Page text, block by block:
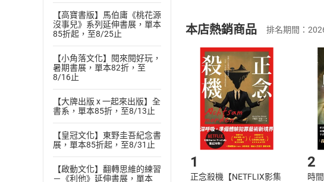
【高寶書版】馬伯庸《桃花源
沒事兒》系列延伸書展，單本
85折起，至8/25止
【小角落文化】閱來閱好玩，
暑期書展，單本82折，至
8/16止
【大牌出版 x 一起來出版】全
書系，單本85折，至8/13止
【皇冠文化】東野圭吾紀念書
展，單本85折起，至8/31止
【啟動文化】翻轉思維的練習
－《利他》延伸書展，單本
(二)消費者訂購本店鋪之
且已下載/存取電子書，不
退貨方式：您欲取消訂單
貨」，本店鋪將依您的申
請注意，樂天市場須以整
挑選商品
Choose
購書後，如何開始使
Step1.選擇閱讀載
本店熱銷商品 排名期間：
1
正念殺機【NETFLIX影集
2
時